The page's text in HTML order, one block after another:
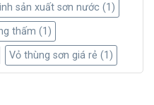
sản xuất sơn nước (1)
thấm (1)
Vỏ thùng sơn giá rẻ (1)